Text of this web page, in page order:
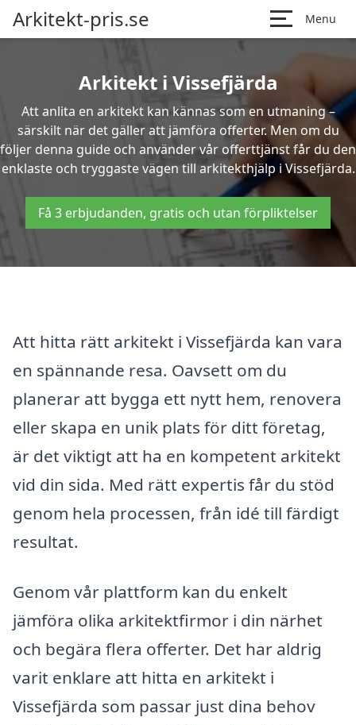
Arkitekt-pris.se Menu
Arkitekt i Vissefjärda
Att anlita en arkitekt kan kännas som en utmaning –
särskilt när det gäller att jämföra offerter. Men om du
följer denna guide och använder vår offerttjänst får du den
enklaste och tryggaste vägen till arkitekthjälp i Vissefjärda.
Få 3 erbjudanden, gratis och utan förpliktelser
Att hitta rätt arkitekt i Vissefjärda kan vara
en spännande resa. Oavsett om du
planerar att bygga ett nytt hem, renovera
eller skapa en unik plats för ditt företag,
är det viktigt att ha en kompetent arkitekt
vid din sida. Med rätt expertis får du stöd
genom hela processen, från idé till färdigt
resultat.
Genom vår plattform kan du enkelt
jämföra olika arkitektfirmor i din närhet
och begära flera offerter. Det har aldrig
varit enklare att hitta en arkitekt i
Vissefjärda som passar just dina behov